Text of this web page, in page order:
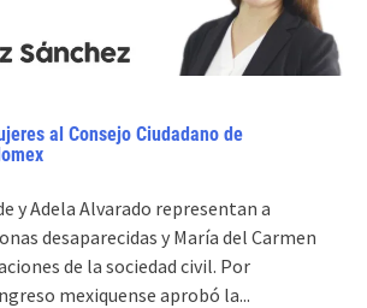
al Consejo Ciudadano de
y Adela Alvarado representan a
desaparecidas y María del Carmen
de la sociedad civil. Por
mexiquense aprobó la...